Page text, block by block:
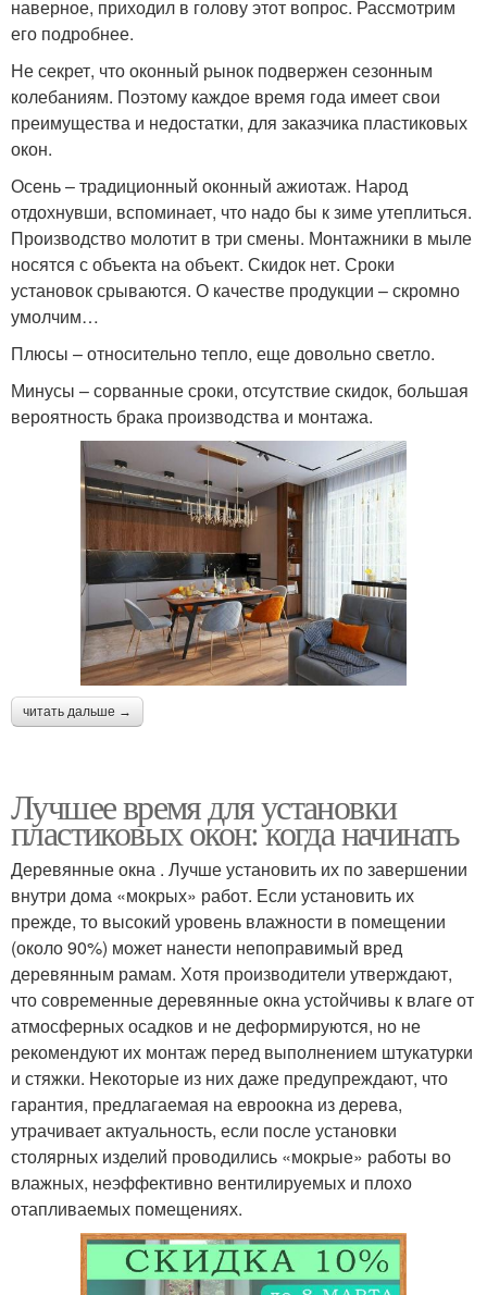
наверное, приходил в голову этот вопрос. Рассмотрим
его подробнее.
Не секрет, что оконный рынок подвержен сезонным
колебаниям. Поэтому каждое время года имеет свои
преимущества и недостатки, для заказчика пластиковых
окон.
Осень – традиционный оконный ажиотаж. Народ
отдохнувши, вспоминает, что надо бы к зиме утеплиться.
Производство молотит в три смены. Монтажники в мыле
носятся с объекта на объект. Скидок нет. Сроки
установок срываются. О качестве продукции – скромно
умолчим…
Плюсы – относительно тепло, еще довольно светло.
Минусы – сорванные сроки, отсутствие скидок, большая
вероятность брака производства и монтажа.
читать дальше →
Лучшее время для установки
пластиковых окон: когда начинать
Деревянные окна . Лучше установить их по завершении
внутри дома «мокрых» работ. Если установить их
прежде, то высокий уровень влажности в помещении
(около 90%) может нанести непоправимый вред
деревянным рамам. Хотя производители утверждают,
что современные деревянные окна устойчивы к влаге от
атмосферных осадков и не деформируются, но не
рекомендуют их монтаж перед выполнением штукатурки
и стяжки. Некоторые из них даже предупреждают, что
гарантия, предлагаемая на евроокна из дерева,
утрачивает актуальность, если после установки
столярных изделий проводились «мокрые» работы во
влажных, неэффективно вентилируемых и плохо
отапливаемых помещениях.